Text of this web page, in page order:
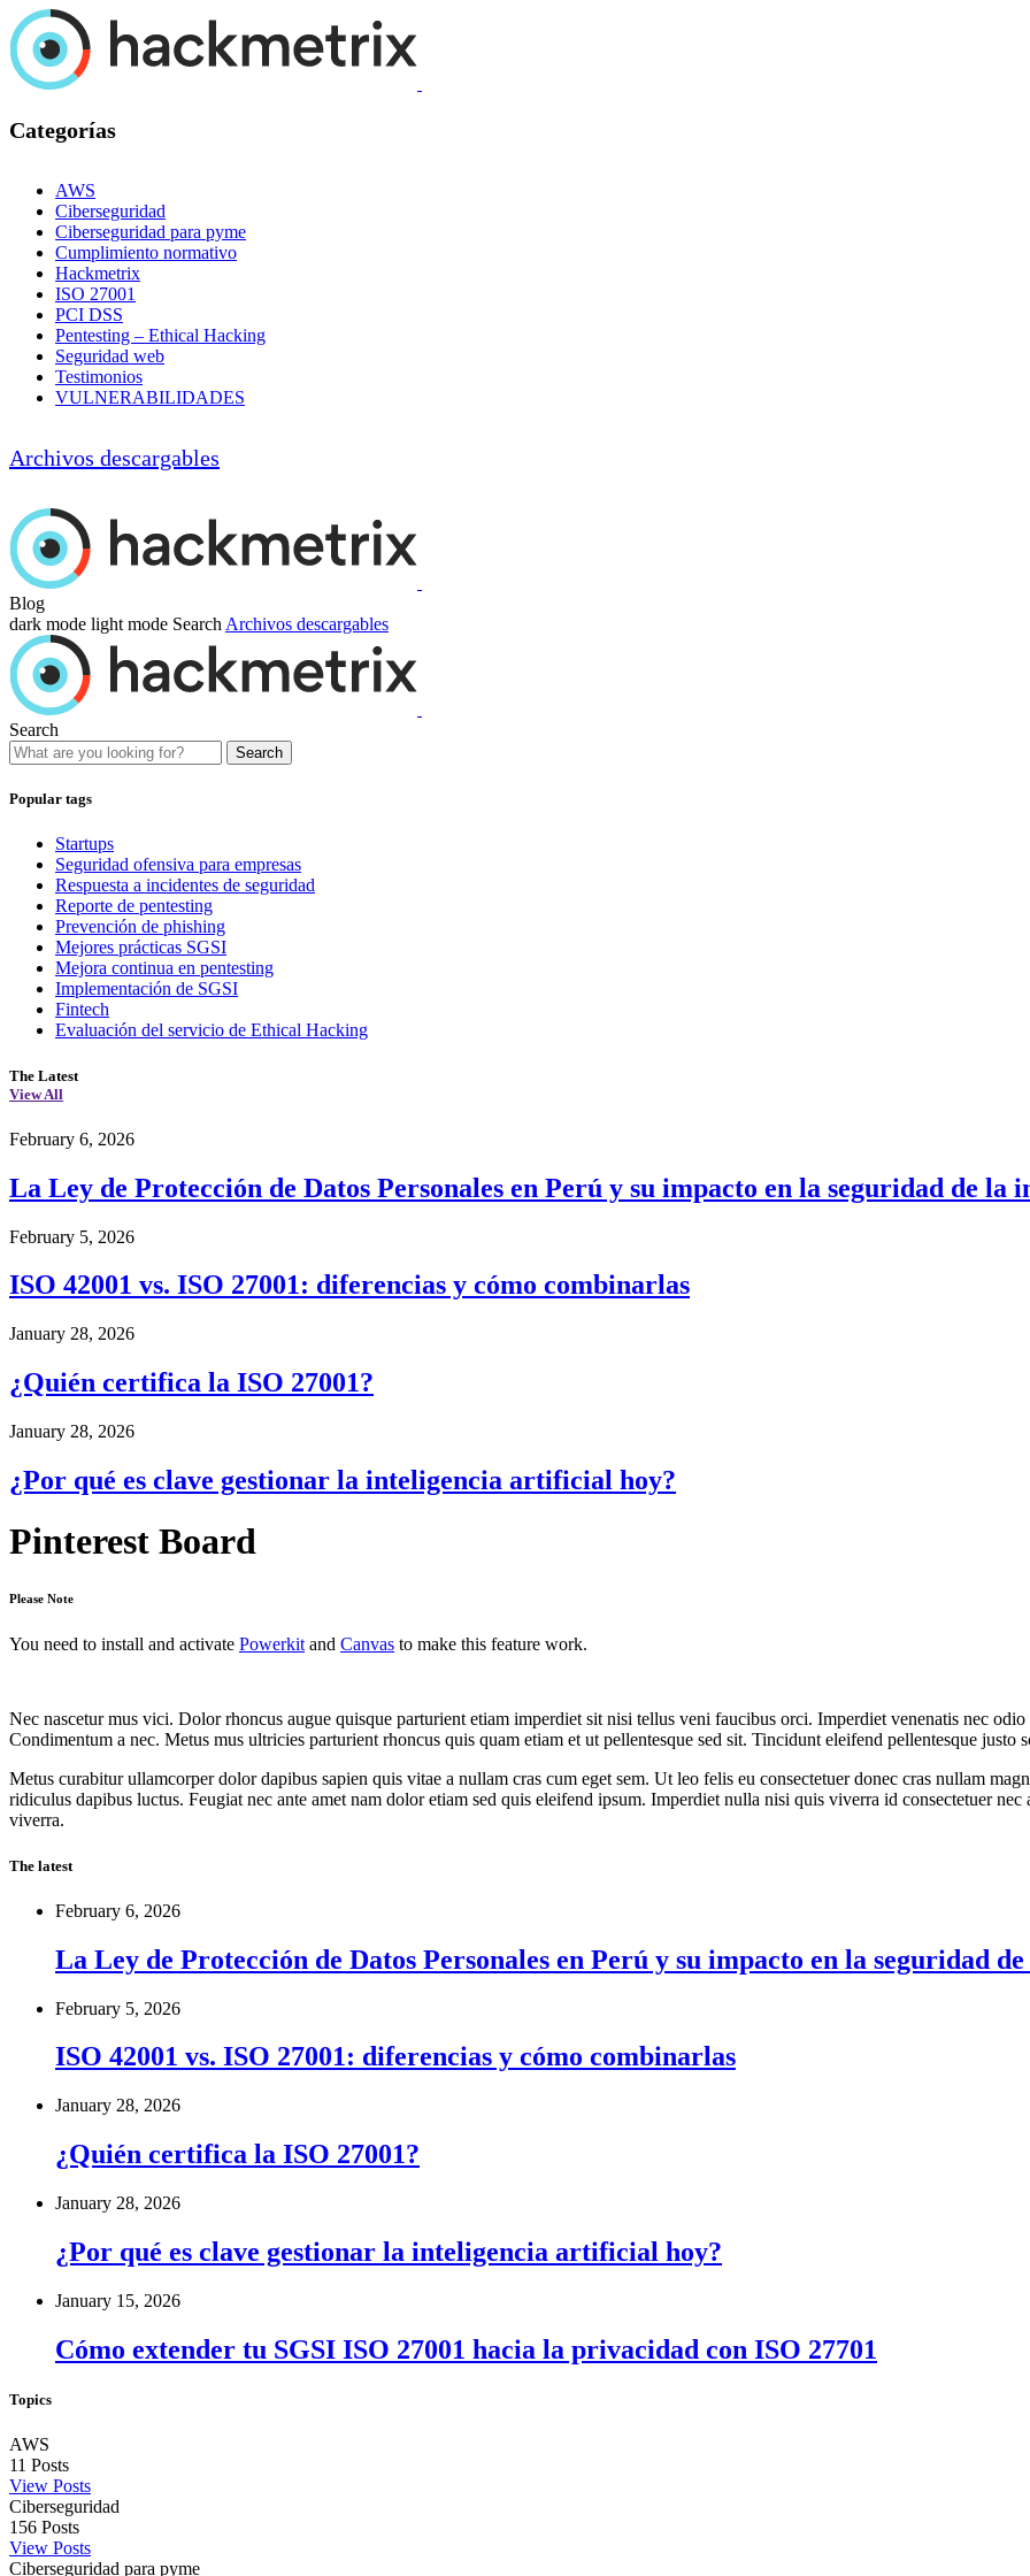
Categorías
AWS
Ciberseguridad
Ciberseguridad para pyme
Cumplimiento normativo
Hackmetrix
ISO 27001
PCI DSS
Pentesting – Ethical Hacking
Seguridad web
Testimonios
VULNERABILIDADES
Archivos descargables
Blog
dark mode light mode Search Archivos descargables
Search
Search
Popular tags
Startups
Seguridad ofensiva para empresas
Respuesta a incidentes de seguridad
Reporte de pentesting
Prevención de phishing
Mejores prácticas SGSI
Mejora continua en pentesting
Implementación de SGSI
Fintech
Evaluación del servicio de Ethical Hacking
The Latest
View All
February 6, 2026
La Ley de Protección de Datos Personales en Perú y su impacto en la seguridad de la
February 5, 2026
ISO 42001 vs. ISO 27001: diferencias y cómo combinarlas
January 28, 2026
¿Quién certifica la ISO 27001?
January 28, 2026
¿Por qué es clave gestionar la inteligencia artificial hoy?
Pinterest Board
Please Note
You need to install and activate Powerkitand Canvas to make this feature work.
Nec nascetur mus vici. Dolor rhoncus augue quisque parturient etiam imperdiet sit nisi tellus veni faucibus orci. Imperdiet venenatis nec
Condimentum a nec. Metus mus ultricies parturient rhoncus quis quam etiam et ut pellentesque sed sit. Tincidunt eleifend pellentesque justo
Metus curabitur ullamcorper dolor dapibus sapien quis vitae a nullam cras cum eget sem. Ut leo felis eu consectetuer donec cras nullam
ridiculus dapibus luctus. Feugiat nec ante amet nam dolor etiam sed quis eleifend ipsum. Imperdiet nulla nisi quis viverra id consectetuer
viverra.
The latest
February 6, 2026
La Ley de Protección de Datos Personales en Perú y su impacto en la seguridad
February 5, 2026
ISO 42001 vs. ISO 27001: diferencias y cómo combinarlas
January 28, 2026
¿Quién certifica la ISO 27001?
January 28, 2026
¿Por qué es clave gestionar la inteligencia artificial hoy?
January 15, 2026
Cómo extender tu SGSI ISO 27001 hacia la privacidad con ISO 27701
Topics
AWS
11 Posts
View Posts
Ciberseguridad
156 Posts
View Posts
Ciberseguridad para pyme